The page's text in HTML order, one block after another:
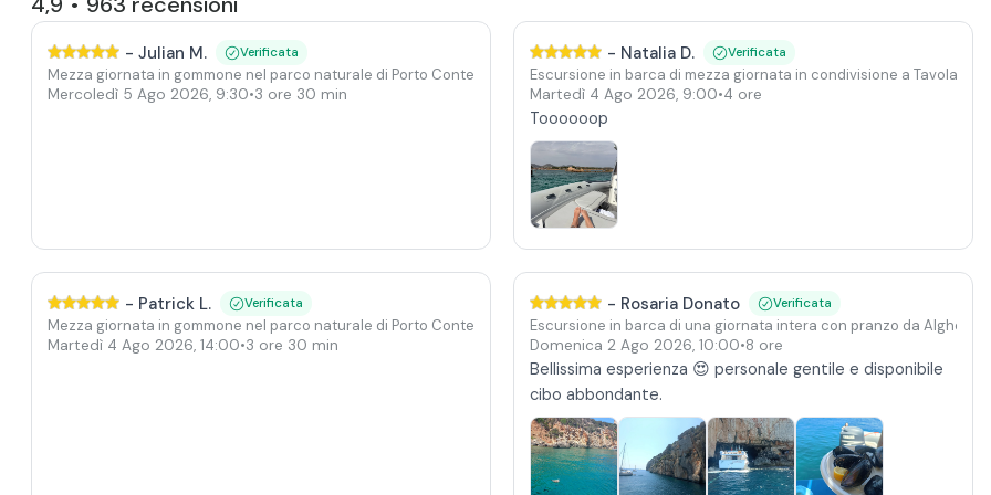
•
- Julian M. Verificata
Mezza giornata in gommone nel parco naturale di Porto Conte con aperitivo
Mercoledì 5 Ago 2026, 9:30•3 ore 30 min
- Natalia D. Verificata
Escursione in barca di mezza giornata in condivisione a Tavolara
Martedì 4 Ago 2026, 9:00•4 ore
Toooooop
- Patrick L. Verificata
Mezza giornata in gommone nel parco naturale di Porto Conte con aperitivo
Martedì 4 Ago 2026, 14:00•3 ore 30 min
- Rosaria Donato Verificata
Escursione in barca di una giornata intera con pranzo da Alghero
Domenica 2 Ago 2026, 10:00•8 ore
Bellissima esperienza 😍 personale gentile e disponibile
cibo abbondante.